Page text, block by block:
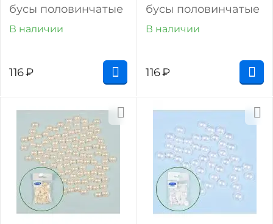
бусы половинчатые
В наличии
116₽
бусы половинчатые
В наличии
116₽